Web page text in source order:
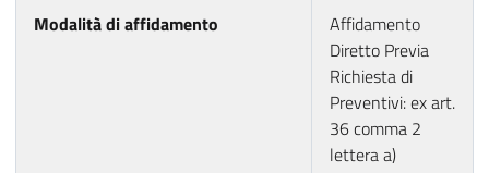
Modalità di affidamento
Affidamento
Diretto Previa
Richiesta di
Preventivi: ex art.
36 comma 2
lettera a)